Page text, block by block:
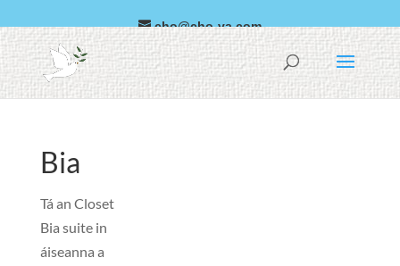
cho@cho-va.com
Araibis
español
Bia
Tá an Closet
Bia suite in
áiseanna a